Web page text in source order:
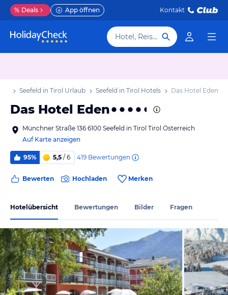
% Deals App öffnen Kontakt
Hotel, Reiseziel
Seefeld in Tirol Urlaub Seefeld in Tirol Hotels Das Hotel Eden
Das Hotel Eden
Münchner Straße 136 6100 Seefeld in Tirol Tirol Österreich
Auf Karte anzeigen
95% 5,5 / 6 419 Bewertungen
Bewerten Hochladen Merken
Hotelübersicht Bewertungen Bilder Fragen